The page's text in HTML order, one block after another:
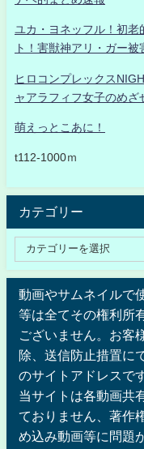
ユカ・ヨネッフル！初老
ト！害獣神アリ・ガー
ヒロコンプレックス
ャアラフィフ女子のめ
萌えっとこあに！
t112-1000ｍ
カテゴリー
動画やサムネイルで
等は全てその権利所
ございません。お客
除、送信防止措置に
のサイトアドレスで
当サイトは各動画共
ておりません、著作
め込み動画等に問題